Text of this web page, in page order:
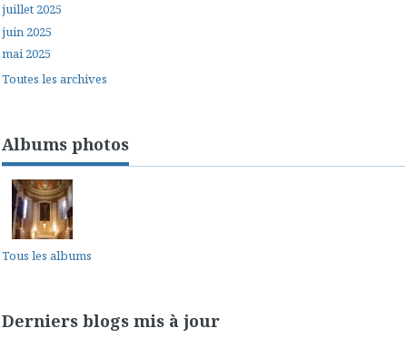
juillet 2025
juin 2025
mai 2025
Toutes les archives
Albums photos
Tous les albums
Derniers blogs mis à jour